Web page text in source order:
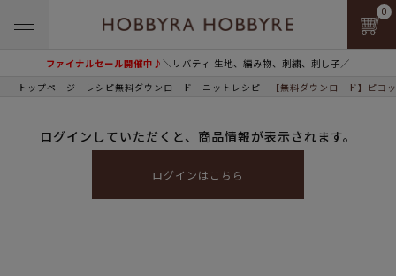
ファイナルセール開催中♪＼リバティ 生地、編み物、刺繍、刺し子／
0
トップページ レシピ無料ダウンロード ニットレシピ 【無料ダウンロード】ピコ
ログインしていただくと、商品情報が表示されます。
ログインはこちら